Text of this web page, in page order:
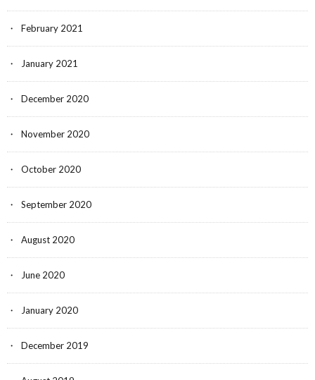
February 2021
January 2021
December 2020
November 2020
October 2020
September 2020
August 2020
June 2020
January 2020
December 2019